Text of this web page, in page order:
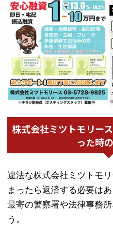
株式会社ミツトモリー
った時
違法な株式会社ミツトモ
まったら返済する必要はあ
最寄の警察署や法律事務
う。